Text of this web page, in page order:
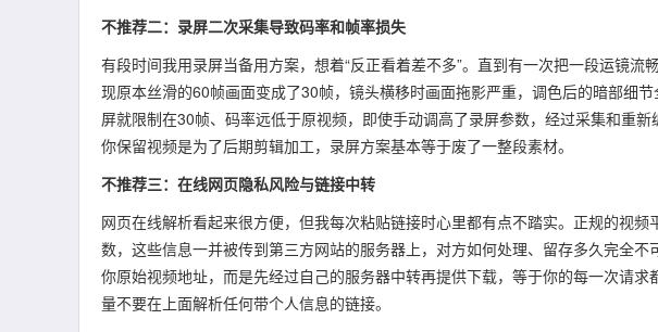
不推荐二：录屏二次采集导致码率和帧率损失
有段时间我用录屏当备用方案，想着“反正看着差不多”。直到有一次把一段运镜
现原本丝滑的60帧画面变成了30帧，镜头横移时画面拖影严重，调色后的暗部细
屏就限制在30帧、码率远低于原视频，即使手动调高了录屏参数，经过采集和重
你保留视频是为了后期剪辑加工，录屏方案基本等于废了一整段素材。
不推荐三：在线网页隐私风险与链接中转
网页在线解析看起来很方便，但我每次粘贴链接时心里都有点不踏实。正规的视
数，这些信息一并被传到第三方网站的服务器上，对方如何处理、留存多久完全
你原始视频地址，而是先经过自己的服务器中转再提供下载，等于你的每一次请
量不要在上面解析任何带个人信息的链接。